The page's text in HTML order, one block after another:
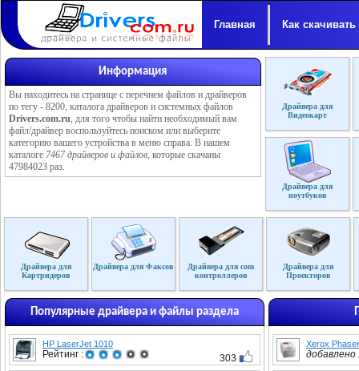
Главная Как скачивать
Информация
Вы находитесь на странице с перечнем файлов и драйверов
по тегу - 8200, каталога драйверов и системных файлов
Drivers.com.ru, для того чтобы найти необходимый вам
файл/драйвер воспользуйтесь поиском или выберите
категорию вашего устройства в меню справа. В нашем
каталоге 7467 драйверов и файлов, которые скачаны
47984023 раз.
Драйвера для
Видеокарт
Драйвера для
ноутбуков
Драйвера для
Картридеров
Драйвера для Факсов
Драйвера для com
контроллеров
Драйвера для
Проекторов
Популярные драйвера и файлы раздела
HP LaserJet 1010
Рейтинг : 303
Xerox
добавлено